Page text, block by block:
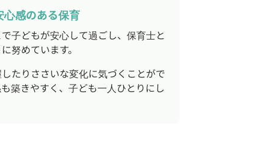
感のある保育
子どもが安心して過ごし、保育士と
努めています。
たりささいな変化に気づくことがで
築きやすく、子ども一人ひとりにし